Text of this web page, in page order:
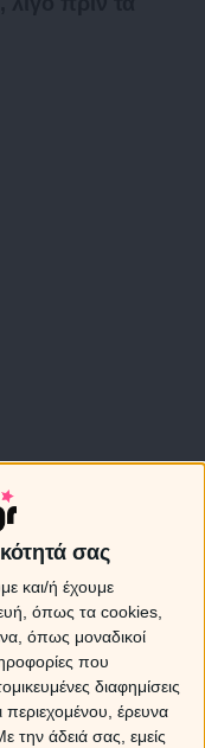
σας
και/ή έχουμε
όπως τα cookies,
όπως μοναδικοί
που
διαφημίσεις
περιεχομένου, έρευνα
την άδειά σας, εμείς
τα τρίγωνα που
10 και ο Δίας με